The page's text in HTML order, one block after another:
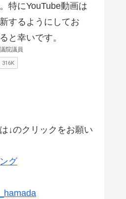
特にYouTube動画は
するようにしてお
と幸いです。
↓のクリックをお願い
グ